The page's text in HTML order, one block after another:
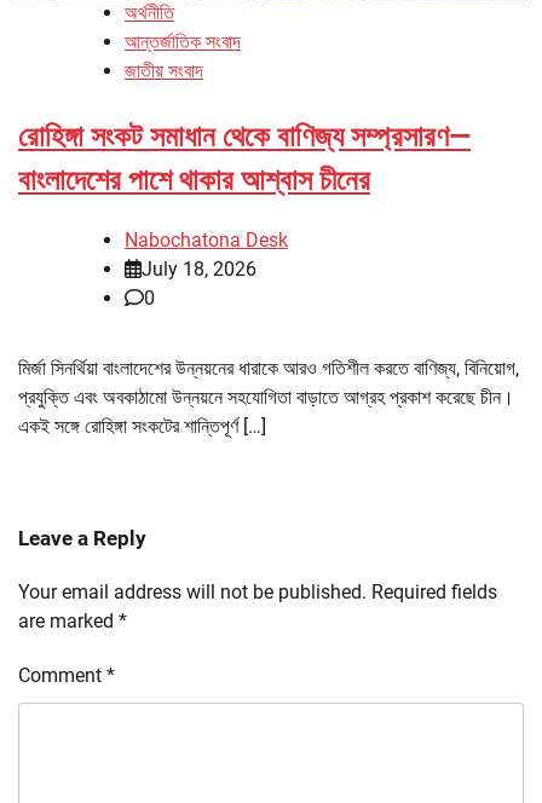
অর্থনীতি
আন্তর্জাতিক সংবাদ
জাতীয় সংবাদ
রোহিঙ্গা সংকট সমাধান থেকে বাণিজ্য সম্প্রসারণ—
বাংলাদেশের পাশে থাকার আশ্বাস চীনের
Nabochatona Desk
July 18, 2026
0
মির্জা সিনর্থিয়া বাংলাদেশের উন্নয়নের ধারাকে আরও গতিশীল করতে বাণিজ্য, বিনিয়োগ,
প্রযুক্তি এবং অবকাঠামো উন্নয়নে সহযোগিতা বাড়াতে আগ্রহ প্রকাশ করেছে চীন।
একই সঙ্গে রোহিঙ্গা সংকটের শান্তিপূর্ণ […]
Leave a Reply
Your email address will not be published. Required fields
are marked *
Comment *